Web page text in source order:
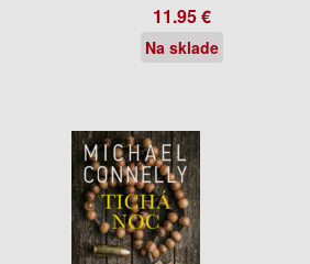
11.95 €
Na sklade